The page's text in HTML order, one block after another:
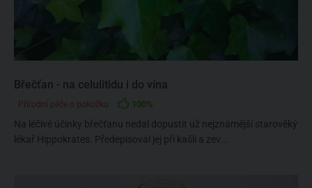
Břečťan - na celulitidu i do vína
Přírodní péče o pokožku 100%
Na léčivé účinky břečťanu nedal dopustit už nejznámější starověký
lékař Hippokrates. Předepisoval jej při kašli a zev...